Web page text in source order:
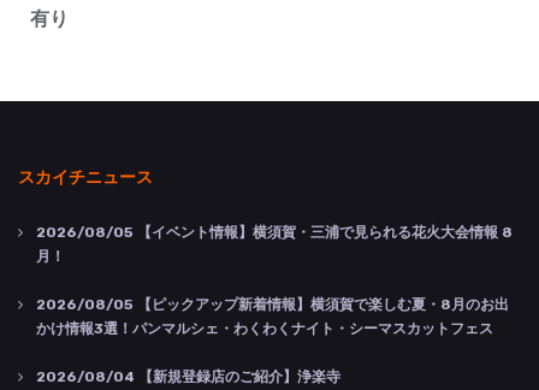
有り
スカイチニュース
2026/08/05 【イベント情報】横須賀・三浦で見られる花火大会情報 8
月！
2026/08/05 【ピックアップ新着情報】横須賀で楽しむ夏・8月のお出
かけ情報3選！パンマルシェ・わくわくナイト・シーマスカットフェス
2026/08/04 【新規登録店のご紹介】浄楽寺